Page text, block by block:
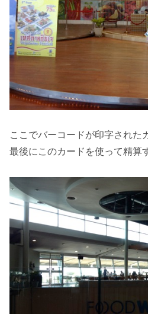
ここでバーコードが印字された
最後にこのカードを使って精算